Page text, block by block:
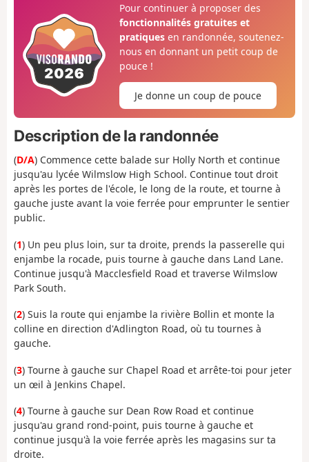
Pour continuer à proposer des
fonctionnalités gratuites et
pratiquesen randonnée, soutenez-
nous en donnant un petit coup de
pouce !
Je donne un coup de pouce
Description de la randonnée
(D/A) Commence cette balade sur Holly North et continue
jusqu'au lycée Wilmslow High School. Continue tout droit
après les portes de l'école, le long de la route, et tourne à
gauche juste avant la voie ferrée pour emprunter le sentier
public.
(1) Un peu plus loin, sur ta droite, prends la passerelle qui
enjambe la rocade, puis tourne à gauche dans Land Lane.
Continue jusqu'à Macclesfield Road et traverse Wilmslow
Park South.
(2) Suis la route qui enjambe la rivière Bollin et monte la
colline en direction d'Adlington Road, où tu tournes à
gauche.
(3) Tourne à gauche sur Chapel Road et arrête-toi pour jeter
un œil à Jenkins Chapel.
(4) Tourne à gauche sur Dean Row Road et continue
jusqu'au grand rond-point, puis tourne à gauche et
continue jusqu'à la voie ferrée après les magasins sur ta
droite.